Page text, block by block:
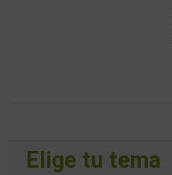
Elige tu tema